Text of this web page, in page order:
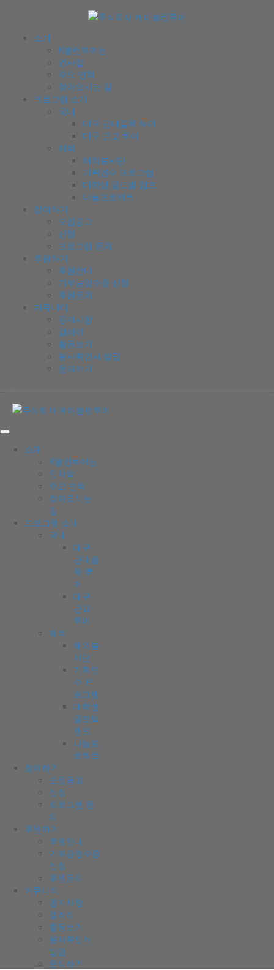
소개
K볼런투어는
인사말
주요 연혁
찾아오시는 길
프로그램 소개
국내
대구 근대골목 투어
대구 근교 투어
해외
해외봉사단
기획연수 프로그램
대학생 글로벌 캠프
나눔프로젝트
참여하기
모집공고
신청
프로그램 문의
후원하기
후원안내
기부금영수증 신청
후원문의
커뮤니티
공지사항
갤러리
활동보기
봉사확인서 발급
문의하기
소개
K볼런투어는
인사말
주요 연혁
찾아오시는
길
프로그램 소개
국내
대구
근대골
목 투
어
대구
근교
투어
해외
해외봉
사단
기획연
수 프
로그램
대학생
글로벌
캠프
나눔프
로젝트
참여하기
모집공고
신청
프로그램 문
의
후원하기
후원안내
기부금영수증
신청
후원문의
커뮤니티
공지사항
갤러리
활동보기
봉사확인서
발급
문의하기